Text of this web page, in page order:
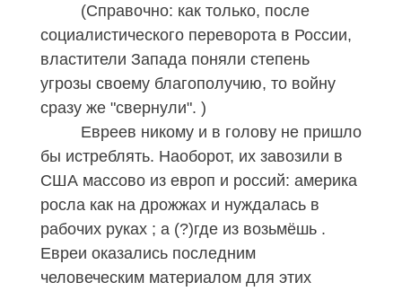
(Справочно: как только, после
социалистического переворота в России,
властители Запада поняли степень
угрозы своему благополучию, то войну
сразу же "свернули". )
Евреев никому и в голову не пришло
бы истреблять. Наоборот, их завозили в
США массово из европ и россий: америка
росла как на дрожжах и нуждалась в
рабочих руках ; а (?)где из возьмёшь .
Евреи оказались последним
человеческим материалом для этих